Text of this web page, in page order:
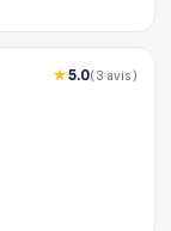
5.0(3 avis)